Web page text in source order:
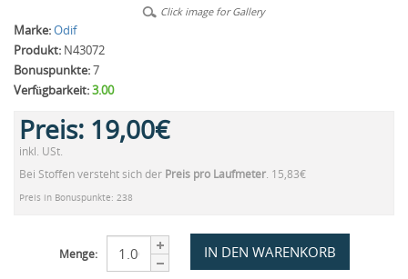
Click image for Gallery
Marke:Odif
Produkt: N43072
Bonuspunkte:7
Verfügbarkeit:3.00
Preis: 19,00€
inkl. USt.
Bei Stoffen versteht sich der Preis pro Laufmeter. 15,83€
Preis in Bonuspunkte: 238
Menge: